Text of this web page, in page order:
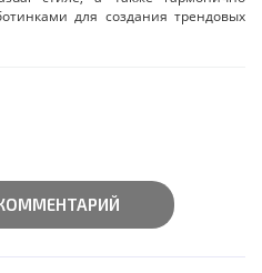
для создания трендовых